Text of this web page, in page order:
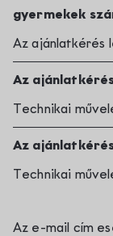
gyermekek
Az ajánlatkérés
Az
Technikai
Az
Technikai
Az e-mail cím